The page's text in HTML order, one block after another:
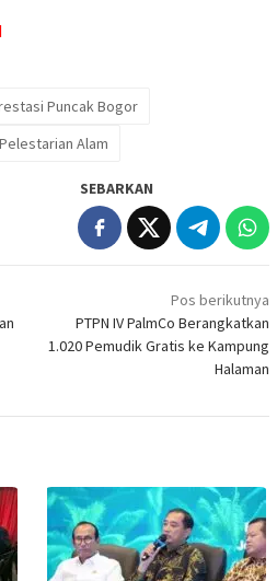
Puncak Bogor
Alam
SEBARKAN
Pos berikutnya
PTPN IV PalmCo Berangkatkan
1.020 Pemudik Gratis ke Kampung
Halaman